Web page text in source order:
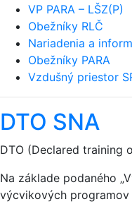
VP PARA – LŠZ(P)
Obežníky RLČ
Nariadenia a
Obežníky PARA
Vzdušný priestor
DTO SNA
DTO (Declared training
Na základe podaného
výcvikových programov